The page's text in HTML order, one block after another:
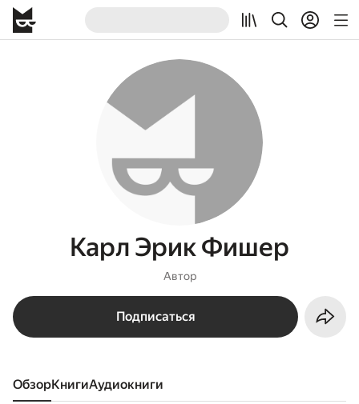
Карл Эрик Фишер
Автор
Подписаться
Обзор книги аудиокниги